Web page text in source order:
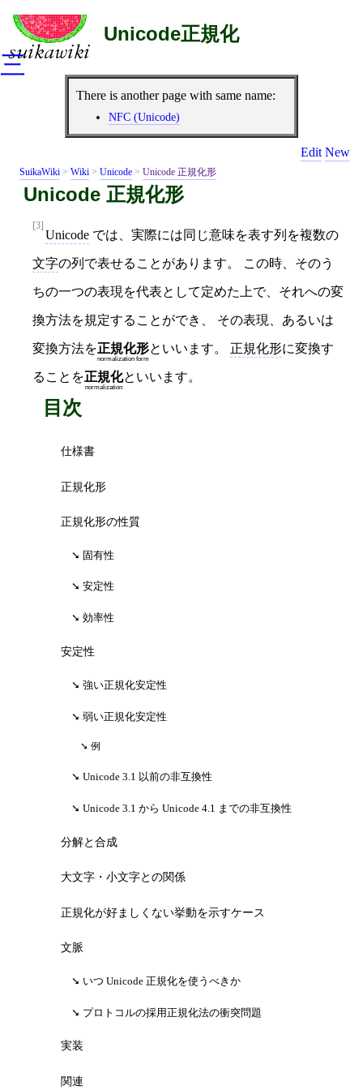
Unicode正規化
There is another page with same name:
NFC (Unicode)
Edit New
SuikaWiki > Wiki > Unicode > Unicode 正規化形
Unicode 正規化形
[3]
Unicode では、実際には同じ意味を表す列を複数の
文字の列で表せることがあります。 この時、そのう
ちの一つの表現を代表として定めた上で、それへの変
換方法を規定することができ、 その表現、あるいは
変換方法を正規化形
normalization form
といいます。 正規化形に変換す
ることを正規化
normalization
といいます。
目次
仕様書
正規化形
正規化形の性質
固有性
安定性
効率性
安定性
強い正規化安定性
弱い正規化安定性
例
Unicode 3.1 以前の非互換性
Unicode 3.1 から Unicode 4.1 までの非互換性
分解と合成
大文字・小文字との関係
正規化が好ましくない挙動を示すケース
文脈
いつ Unicode 正規化を使うべきか
プロトコルの採用正規化法の衝突問題
実装
関連
三